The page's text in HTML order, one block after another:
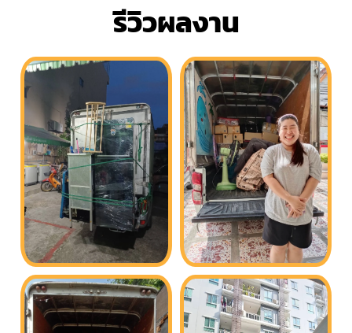
รีวิวผลงาน